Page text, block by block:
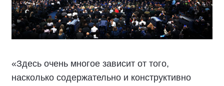
«Здесь очень многое зависит от того,
насколько содержательно и конструктивно